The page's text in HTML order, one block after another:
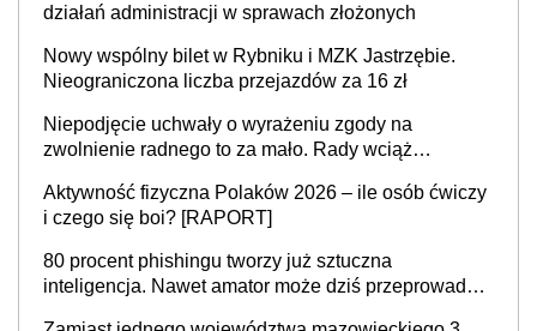
działań administracji w sprawach złożonych
Nowy wspólny bilet w Rybniku i MZK Jastrzębie.
Nieograniczona liczba przejazdów za 16 zł
Niepodjęcie uchwały o wyrażeniu zgody na
zwolnienie radnego to za mało. Rady wciąż
sprawy
Aktywność fizyczna Polaków 2026 – ile osób ćwiczy
i czego się boi? [RAPORT]
80 procent phishingu tworzy już sztuczna
inteligencja. Nawet amator może dziś przeprowadzić